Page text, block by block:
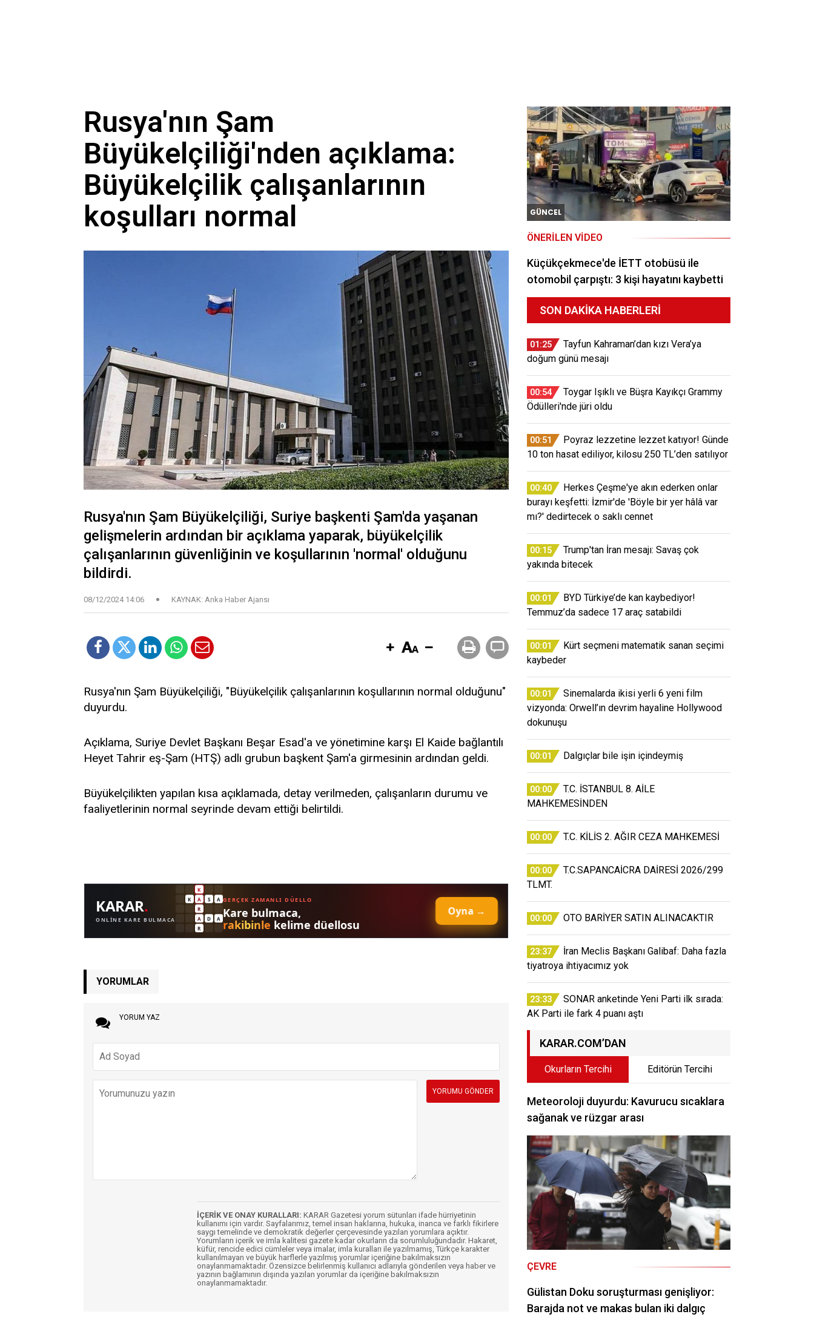
Rusya'nın Şam
Büyükelçiliği'nden açıklama:
Büyükelçilik çalışanlarının
koşulları normal
Rusya'nın Şam Büyükelçiliği, Suriye başkenti Şam'da yaşanan
gelişmelerin ardından bir açıklama yaparak, büyükelçilik
çalışanlarının güvenliğinin ve koşullarının 'normal' olduğunu
bildirdi.
08/12/2024 14:06 KAYNAK: Anka Haber Ajansı
Rusya'nın Şam Büyükelçiliği, "Büyükelçilik çalışanlarının koşullarının normal olduğunu"
duyurdu.
Açıklama, Suriye Devlet Başkanı Beşar Esad'a ve yönetimine karşı El Kaide bağlantılı
Heyet Tahrir eş-Şam (HTŞ) adlı grubun başkent Şam'a girmesinin ardından geldi.
Büyükelçilikten yapılan kısa açıklamada, detay verilmeden, çalışanların durumu ve
faaliyetlerinin normal seyrinde devam ettiği belirtildi.
YORUMLAR
YORUM YAZ
İÇERİK VE ONAY KURALLARI: KARAR Gazetesi yorum sütunları ifade hürriyetinin
kullanımı için vardır. Sayfalarımız, temel insan haklarına, hukuka, inanca ve farklı fikirlere
saygı temelinde ve demokratik değerler çerçevesinde yazılan yorumlara açıktır.
Yorumların içerik ve imla kalitesi gazete kadar okurların da sorumluluğundadır. Hakaret,
küfür, rencide edici cümleler veya imalar, imla kuralları ile yazılmamış, Türkçe karakter
kullanılmayan ve büyük harflerle yazılmış yorumlar içeriğine bakılmaksızın
onaylanmamaktadır. Özensizce belirlenmiş kullanıcı adlarıyla gönderilen veya haber ve
yazının bağlamının dışında yazılan yorumlar da içeriğine bakılmaksızın
onaylanmamaktadır.
GÜNCEL
ÖNERILEN VIDEO
Küçükçekmece'de İETT otobüsü ile
otomobil çarpıştı: 3 kişi hayatını kaybetti
SON DAKIKA HABERLERI
01:25
Tayfun Kahraman’dan kızı Vera’ya
doğum günü mesajı
00:54
Toygar Işıklı ve Büşra Kayıkçı Grammy
Ödülleri'nde jüri oldu
00:51
Poyraz lezzetine lezzet katıyor! Günde
10 ton hasat ediliyor, kilosu 250 TL’den satılıyor
00:40
Herkes Çeşme'ye akın ederken onlar
burayı keşfetti: İzmir'de 'Böyle bir yer hâlâ var
mı?' dedirtecek o saklı cennet
00:15
Trump'tan İran mesajı: Savaş çok
yakında bitecek
00:01
BYD Türkiye’de kan kaybediyor!
Temmuz’da sadece 17 araç satabildi
00:01
Kürt seçmeni matematik sanan seçimi
kaybeder
00:01
Sinemalarda ikisi yerli 6 yeni film
vizyonda: Orwell’ın devrim hayaline Hollywood
dokunuşu
00:01 Dalgıçlar bile işin içindeymiş
00:00
T.C. İSTANBUL 8. AİLE
MAHKEMESİNDEN
00:00 T.C. KİLİS 2. AĞIR CEZA MAHKEMESİ
00:00
T.C.SAPANCAİCRA DAİRESİ 2026/299
TLMT.
00:00 OTO BARİYER SATIN ALINACAKTIR
23:37
İran Meclis Başkanı Galibaf: Daha fazla
tiyatroya ihtiyacımız yok
23:33
SONAR anketinde Yeni Parti ilk sırada:
AK Parti ile fark 4 puanı aştı
KARAR.COM’DAN
Okurların Tercihi Editörün Tercihi
Meteoroloji duyurdu: Kavurucu sıcaklara
sağanak ve rüzgar arası
ÇEVRE
Gülistan Doku soruşturması genişliyor:
Barajda not ve makas bulan iki dalgıç